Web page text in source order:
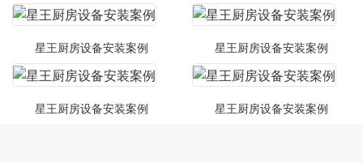
星王厨房设备安装案例 星王厨房设备安装案例
星王厨房设备安装案例 星王厨房设备安装案例